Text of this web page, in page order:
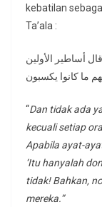
kebatilan
Ta’ala :
أساطير الأولين
“Dan tidak ada
kecuali setiap
Apabila ayat-
‘Itu hanyalah
tidak! Bahkan,
mereka.”